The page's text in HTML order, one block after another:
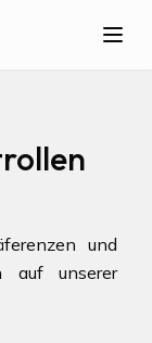
und
auf unserer